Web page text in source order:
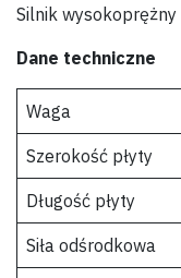
Silnik
Dane techniczne
Waga
Szerokość płyty
Długość płyty
Siła odśrodkowa